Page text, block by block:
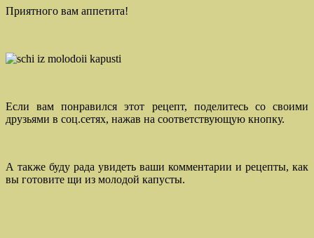
Приятного вам аппетита!
Если вам понравился этот рецепт, поделитесь со своими
друзьями в соц.сетях, нажав на соответствующую кнопку.
А также буду рада увидеть ваши комментарии и рецепты, как
вы готовите щи из молодой капусты.